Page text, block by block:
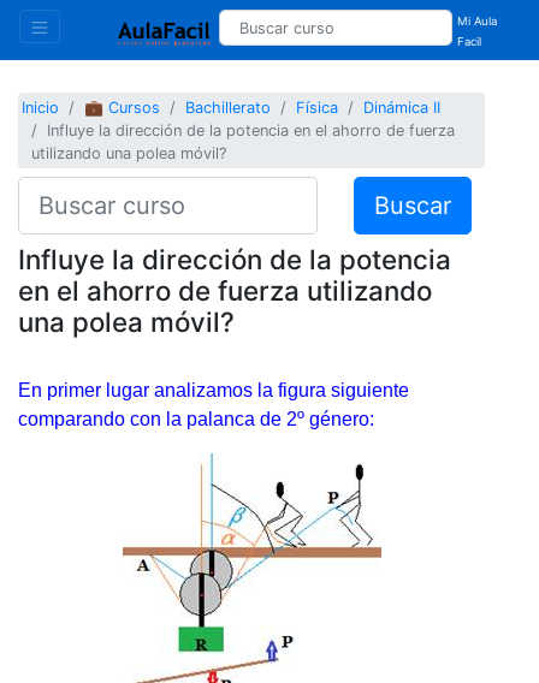
Mi Aula
Facil
Inicio 💼 Cursos Bachillerato Física
Dinámica II
Influye la dirección de la potencia en el ahorro de fuerza
utilizando una polea móvil?
Buscar
Influye la dirección de la potencia
en el ahorro de fuerza utilizando
una polea móvil?
En primer lugar analizamos la figura siguiente
comparando con la palanca de 2º género: